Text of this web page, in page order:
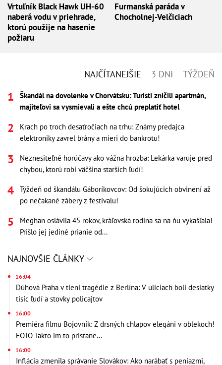
Vrtuľník Black Hawk UH-60
naberá vodu v priehrade,
ktorú použije na hasenie
požiaru
Furmanská paráda v
Chocholnej-Velčiciach
NAJČÍTANEJŠIE 3 DNI TÝŽDEŇ
Škandál na dovolenke v Chorvátsku: Turisti zničili apartmán,
majiteľovi sa vysmievali a ešte chcú preplatiť hotel
Krach po troch desaťročiach na trhu: Známy predajca
elektroniky zavrel brány a mieri do bankrotu!
Neznesiteľné horúčavy ako vážna hrozba: Lekárka varuje pred
chybou, ktorú robí väčšina starších ľudí!
Týždeň od škandálu Gáboríkovcov: Od šokujúcich obvinení až
po nečakané zábery z festivalu!
Meghan oslávila 45 rokov, kráľovská rodina sa na ňu vykašľala!
Prišlo jej jediné prianie od...
NAJNOVŠIE ČLÁNKY
16:04
Dúhová Praha v tieni tragédie z Berlína: V uliciach boli desiatky
tisíc ľudí a stovky policajtov
16:00
Premiéra filmu Bojovník: Z drsných chlapov elegáni v oblekoch!
FOTO Takto im to pristane...
16:00
Inflácia zmenila správanie Slovákov: Ako narábať s peniazmi,